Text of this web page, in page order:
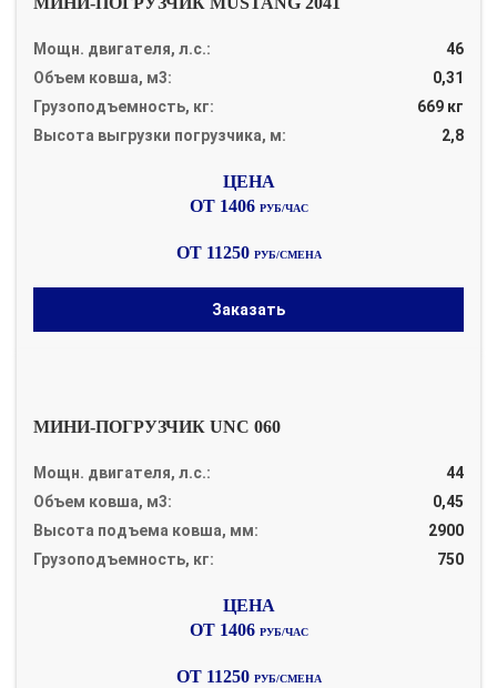
Мощн. двигателя, л.с.:
46
Объем ковша, м3:
0,31
Грузоподъемность, кг:
669 кг
Высота выгрузки погрузчика, м:
2,8
ОТ 1406 РУБ/ЧАС
ОТ 11250 РУБ/СМЕНА
Заказать
МИНИ-ПОГРУЗЧИК UNC 060
Мощн. двигателя, л.с.:
44
Объем ковша, м3:
0,45
Высота подъема ковша, мм:
2900
Грузоподъемность, кг:
750
ОТ 1406 РУБ/ЧАС
ОТ 11250 РУБ/СМЕНА